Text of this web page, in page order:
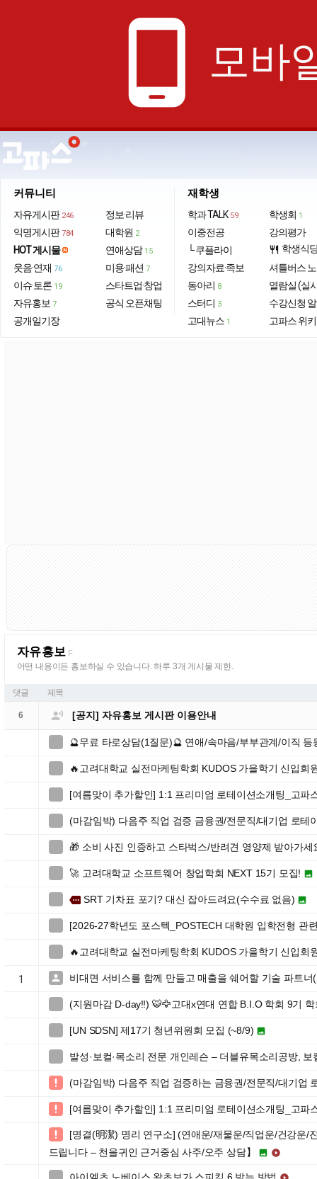
phone_android 모바
커뮤니티
자유게시판 246
익명게시판 784
HOT 게시물
웃음·연재 76
이슈·토론 19
자유홍보 7
공개일기장
정보·리뷰
대학원 2
연애상담 15
미용·패션 7
스타트업·창업
공식 오픈채팅
재학생
학과 TALK 59
이중전공
└ 쿠플라이
강의자료·족보
동아리 8
스터디 3
고대뉴스 1
학생회 1
강의평가
restaurant 학생식
셔틀버스
열람실 (실
수강신청
고파스 위키
자유홍보 F
어떤 내용이든 홍보하실 수 있습니다. 하루 3개 게시물 제한.
댓글 제목
6  [공지] 자유홍보 게시판 이용안내
🔮무료 타로상담(1질문)🔮 연애/속마음/부부관계/이직 등
🔥고려대학교 실전마케팅학회 KUDOS 가을학기 신입회
[여름맞이 추가할인] 1:1 프리미엄 로테이션소개팅_고파
(마감임박) 다음주 직업 검증 금융권/전문직/대기업 로테
🎁 소비 사진 인증하고 스타벅스/반려견 영양제 받아가세
🚀 고려대학교 소프트웨어 창업학회 NEXT 15기 모집! 
more SRT 기차표 포기? 대신 잡아드려요(수수료 없음) 
[2026-27학년도 포스텍_POSTECH 대학원 입학전형 관
🔥고려대학교 실전마케팅학회 KUDOS 가을학기 신입회
1  비대면 서비스를 함께 만들고 매출을 쉐어할 기술 파트
(지원마감 D-day‼️) 🐯🦅고대x연대 연합 B.I.O 학회 9기
[UN SDSN] 제17기 청년위원회 모집 (~8/9) 
발성·보컬·목소리 전문 개인레슨 – 더블유목소리공방,
 (마감임박) 다음주 직업 검증하는 금융권/전문직/대기업
 [여름맞이 추가할인] 1:1 프리미엄 로테이션소개팅_고파

[명결(明潔) 명리 연구소] (연애운/재물운/직업운/건강운/
드립니다 – 천을귀인 근거중심 사주/오주 상담】
 